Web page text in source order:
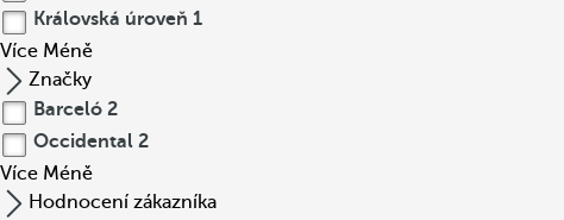
Královská úroveň 1
Více Méně
Značky
Barceló 2
Occidental 2
Více Méně
Hodnocení zákazníka